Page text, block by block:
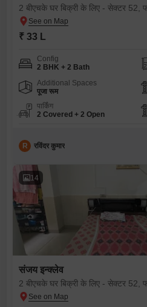
2 बीएचके घर बिक्री के लिए - सेक्टर 52,
₹ 33 L
Config
2 BHK + 2 Bath
Additional Spaces
पूजा रूम
पार्किंग
2 Covered + 2 Open
R रविंदर कुमार
14
संजय इन्क्लेव
2 बीएचके घर बिक्री के लिए - सेक्टर 52,